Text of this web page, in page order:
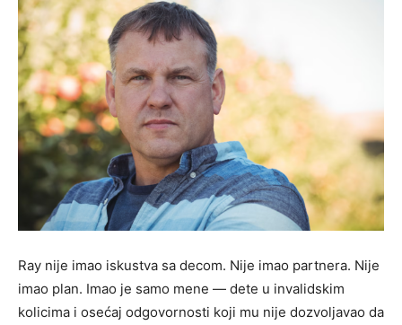
Ray nije imao iskustva sa decom. Nije imao partnera. Nije
imao plan. Imao je samo mene — dete u invalidskim
kolicima i osećaj odgovornosti koji mu nije dozvoljavao da